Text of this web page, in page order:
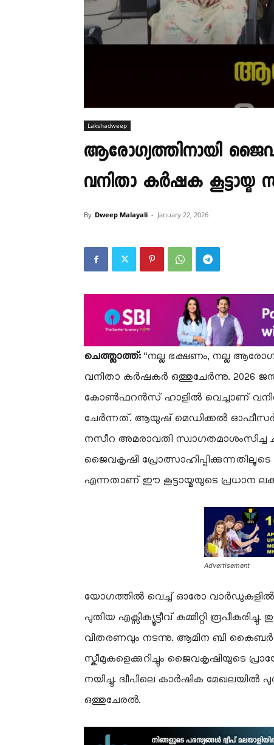
Lakshadweep
ആരോഗ്യത്തിനായി
വനിതാ കർഷക കൂട്ടായ്മ
By Dweep Malayali - January 22, 2026
ചെത്ത്ലാത്ത്:“നല്ല ഭക്ഷണം, നല്ല
വനിതാ കർഷകർ ഒത്തുചേർന്നു. 2026
കോൺഫറൻസ് ഹാളിൽ വെച്ചാണ്
ചേർന്നത്. ആയുഷ് മെഡിക്കൽ
നസീറ അമരാവതി
ജൈവകൃഷി
എന്നതാണ് ഈ കൂട്ടായ്മയുടെ പ്രധാന
Advertisement
​യോഗത്തിൽ വെച്ച് ഓരോ വാർഡുകളിൽ
പുതിയ എക്സിക്യൂട്ടീവ് കമ്മിറ്റി
വിതരണവും നടന്നു. ആമിന ബി കൈബർ
സ്കീമുകളെക്കുറിച്ചും ജൈവകൃഷിയുടെ
നയിച്ചു. ദ്വീപിലെ കാർഷിക
ഒത്തുചേരൽ.